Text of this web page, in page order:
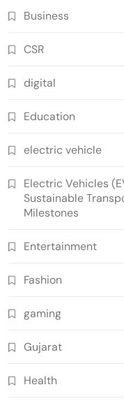
Business
CSR
digital
Education
electric vehicle
Electric Vehicles
Sustainable
Milestones
Entertainment
Fashion
gaming
Gujarat
Health